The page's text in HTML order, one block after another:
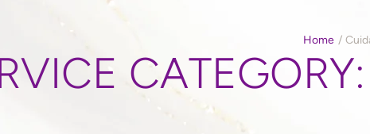
Home /
CATEGORY: